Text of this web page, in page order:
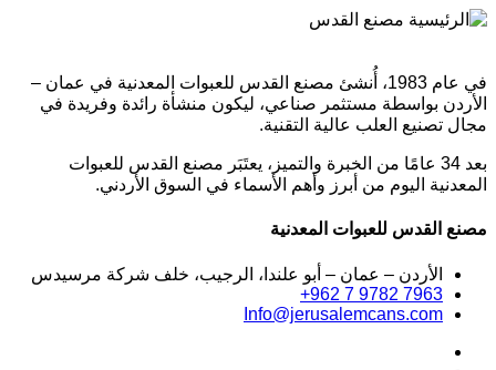
في عام 1983، أُنشئ مصنع القدس للعبوات المعدنية في عمان –
الأردن بواسطة مستثمر صناعي، ليكون منشأة رائدة وفريدة في
مجال تصنيع العلب عالية التقنية.
بعد 34 عامًا من الخبرة والتميز، يعتَبَر مصنع القدس للعبوات
المعدنية اليوم من أبرز وأهم الأسماء في السوق الأردني.
مصنع القدس للعبوات المعدنية
الأردن – عمان – أبو علندا، الرجيب، خلف شركة مرسيدس
+962 7 9782 7963
Info@jerusalemcans.com